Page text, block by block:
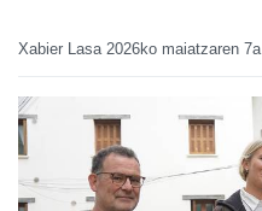
Xabier Lasa 2026ko maiatzaren 7a